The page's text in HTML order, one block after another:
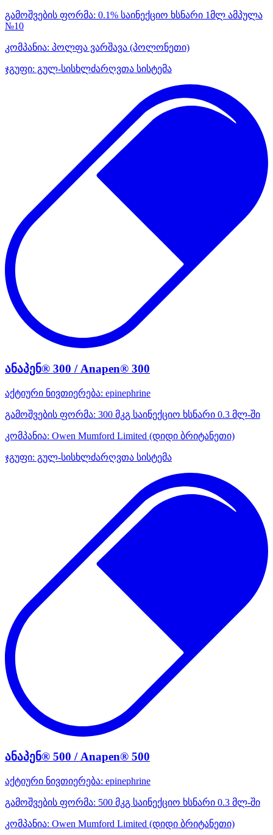
გამოშვების ფორმა: 0.1% საინექციო ხსნარი 1მლ ამპულა
№10
კომპანია: პოლფა ვარშავა (პოლონეთი)
ჯგუფი: გულ-სისხლძარღვთა სისტემა
ანაპენ® 300 / Anapen® 300
აქტიური ნივთიერება: epinephrine
გამოშვების ფორმა: 300 მკგ საინექციო ხსნარი 0.3 მლ-ში
კომპანია: Owen Mumford Limited (დიდი ბრიტანეთი)
ჯგუფი: გულ-სისხლძარღვთა სისტემა
ანაპენ® 500 / Anapen® 500
აქტიური ნივთიერება: epinephrine
გამოშვების ფორმა: 500 მკგ საინექციო ხსნარი 0.3 მლ-ში
კომპანია: Owen Mumford Limited (დიდი ბრიტანეთი)